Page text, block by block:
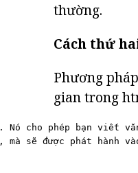
thường.
Cách thứ
Phương
gian trong
. Nó cho phép bạn viết
, mà sẽ được phát hành